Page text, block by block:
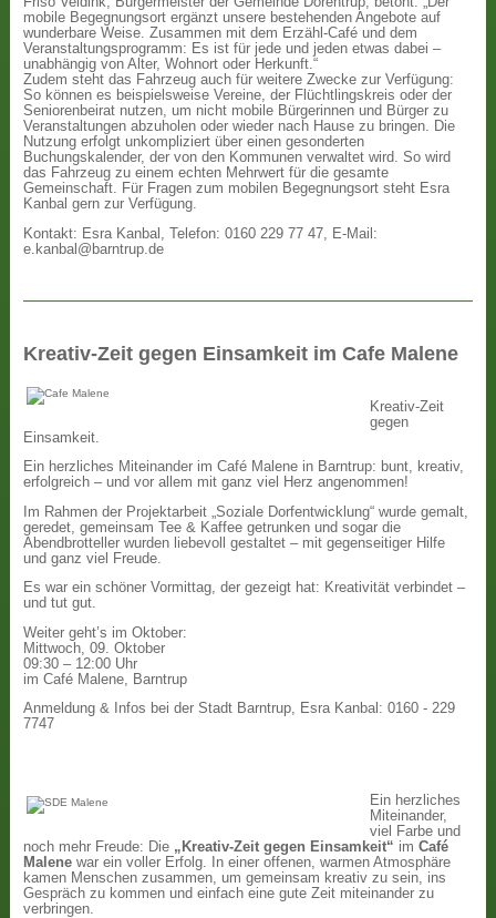
mobile Begegnungsort ergänzt unsere bestehenden Angebote auf
wunderbare Weise. Zusammen mit dem Erzähl-Café und dem
Veranstaltungsprogramm: Es ist für jede und jeden etwas dabei –
unabhängig von Alter, Wohnort oder Herkunft.“
Zudem steht das Fahrzeug auch für weitere Zwecke zur Verfügung:
So können es beispielsweise Vereine, der Flüchtlingskreis oder der
Seniorenbeirat nutzen, um nicht mobile Bürgerinnen und Bürger zu
Veranstaltungen abzuholen oder wieder nach Hause zu bringen. Die
Nutzung erfolgt unkompliziert über einen gesonderten
Buchungskalender, der von den Kommunen verwaltet wird. So wird
das Fahrzeug zu einem echten Mehrwert für die gesamte
Gemeinschaft. Für Fragen zum mobilen Begegnungsort steht Esra
Kanbal gern zur Verfügung.
Kontakt: Esra Kanbal, Telefon: 0160 229 77 47, E-Mail:
e.kanbal@barntrup.de
Kreativ-Zeit gegen Einsamkeit im Cafe Malene
Kreativ-Zeit
gegen
Einsamkeit.
Ein herzliches Miteinander im Café Malene in Barntrup: bunt, kreativ,
erfolgreich – und vor allem mit ganz viel Herz angenommen!
Im Rahmen der Projektarbeit „Soziale Dorfentwicklung“ wurde gemalt,
geredet, gemeinsam Tee & Kaffee getrunken und sogar die
Abendbrotteller wurden liebevoll gestaltet – mit gegenseitiger Hilfe
und ganz viel Freude.
Es war ein schöner Vormittag, der gezeigt hat: Kreativität verbindet –
und tut gut.
Weiter geht’s im Oktober:
Mittwoch, 09. Oktober
09:30 – 12:00 Uhr
im Café Malene, Barntrup
Anmeldung & Infos bei der Stadt Barntrup, Esra Kanbal: 0160 - 229
7747
Ein herzliches
Miteinander,
viel Farbe und
noch mehr Freude: Die „Kreativ-Zeit gegen Einsamkeit“ imCafé
Malene war ein voller Erfolg. In einer offenen, warmen Atmosphäre
kamen Menschen zusammen, um gemeinsam kreativ zu sein, ins
Gespräch zu kommen und einfach eine gute Zeit miteinander zu
verbringen.